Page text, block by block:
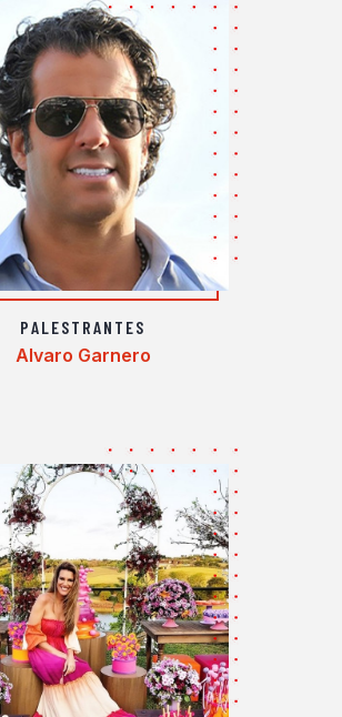
PALESTRANTES
Alvaro Garnero